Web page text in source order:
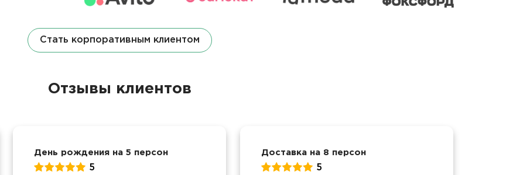
Стать корпоративным клиентом
Отзывы клиентов
День рождения на 5 персон
5
Доставка на 8 персон
5